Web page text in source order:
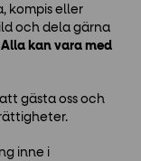
kompis eller
och dela gärna
Alla kan vara med
gästa oss och
inne i